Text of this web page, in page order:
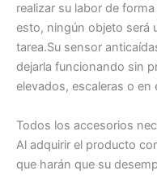
realizar su labor de
esto, ningún objeto será
tarea.Su sensor
dejarla funcionando sin
elevados, escaleras o
Todos los accesorios
Al adquirir el producto
que harán que su